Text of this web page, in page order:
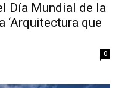
Día Mundial de la
‘Arquitectura que
0